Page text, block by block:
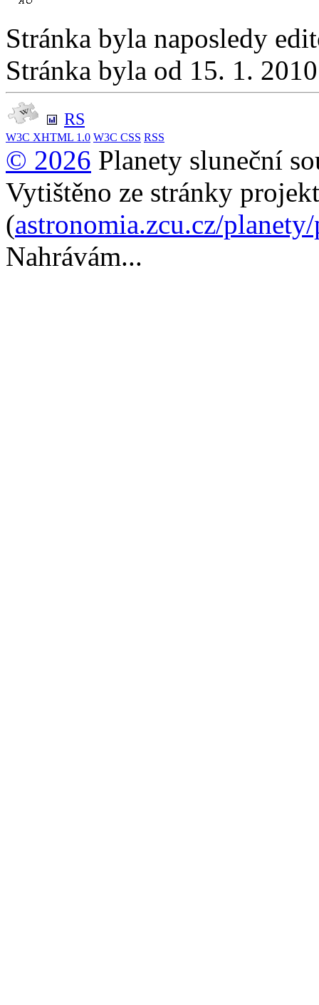
Stránka byla naposledy
Stránka byla od 15. 1.
RS
W3C XHTML 1.0 W3C CSS RSS
© 2026 Planety sluneční
Vytištěno ze stránky
(astronomia.zcu.cz/
Nahrávám...